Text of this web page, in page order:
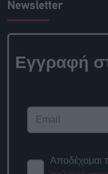
Newsletter
Εγγραφή
Αποδέχομαι